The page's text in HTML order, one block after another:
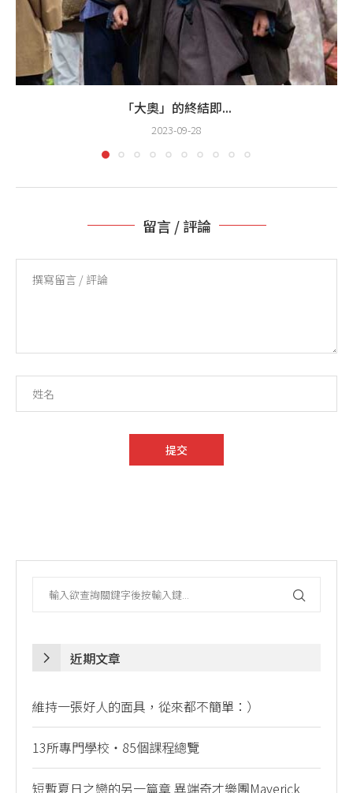
「大奧」的終結即...
2023-09-28
留言 / 評論
近期文章
維持一張好人的面具，從來都不簡單：）
13所專門學校・85個課程總覽
短暫夏日之戀的另一篇章 異端奇才樂團Maverick